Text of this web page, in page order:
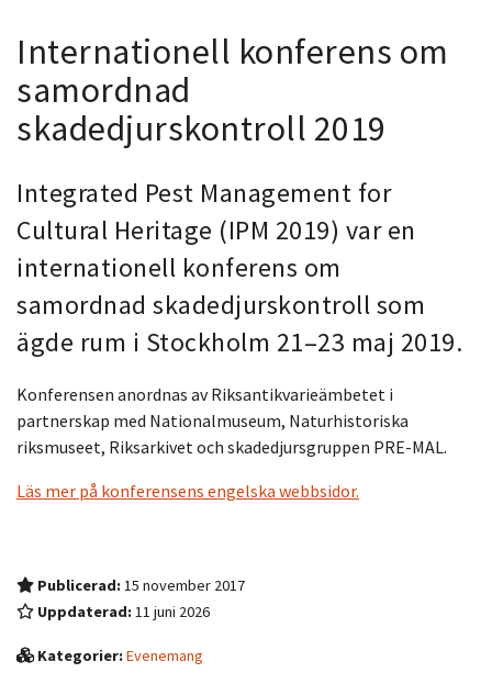
Internationell konferens om
samordnad
skadedjurskontroll 2019
Integrated Pest Management for
Cultural Heritage (IPM 2019) var en
internationell konferens om
samordnad skadedjurskontroll som
ägde rum i Stockholm 21–23 maj 2019.
Konferensen anordnas av Riksantikvarieämbetet i
partnerskap med Nationalmuseum, Naturhistoriska
riksmuseet, Riksarkivet och skadedjursgruppen PRE-MAL.
Läs mer på konferensens engelska webbsidor.
Publicerad:15 november 2017
Uppdaterad:11 juni 2026
Kategorier:Evenemang